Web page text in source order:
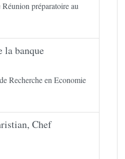
préparatoire au
la banque
Recherche en Economie
Chef